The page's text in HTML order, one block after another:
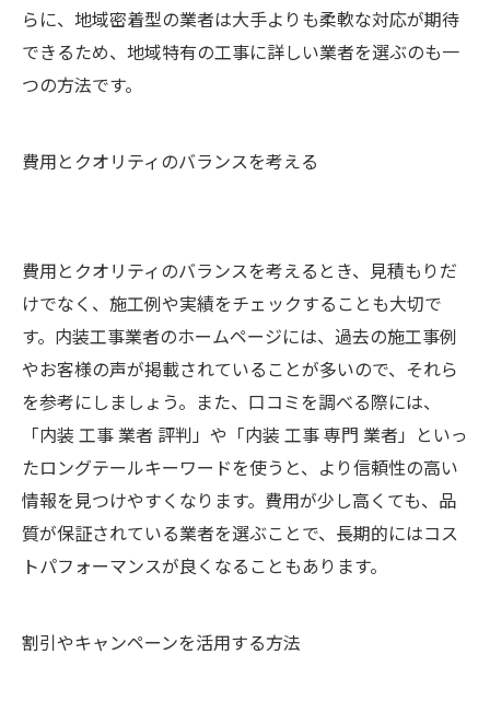
らに、地域密着型の業者は大手よりも柔軟な対応が期待
できるため、地域特有の工事に詳しい業者を選ぶのも一
つの方法です。
費用とクオリティのバランスを考える
費用とクオリティのバランスを考えるとき、見積もりだ
けでなく、施工例や実績をチェックすることも大切で
す。内装工事業者のホームページには、過去の施工事例
やお客様の声が掲載されていることが多いので、それら
を参考にしましょう。また、口コミを調べる際には、
「内装 工事 業者 評判」や「内装 工事 専門 業者」といっ
たロングテールキーワードを使うと、より信頼性の高い
情報を見つけやすくなります。費用が少し高くても、品
質が保証されている業者を選ぶことで、長期的にはコス
トパフォーマンスが良くなることもあります。
割引やキャンペーンを活用する方法